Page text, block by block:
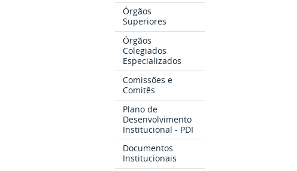
Órgãos
Superiores
Órgãos
Colegiados
Especializados
Comissões e
Comitês
Plano de
Desenvolvimento
Institucional - PDI
Documentos
Institucionais